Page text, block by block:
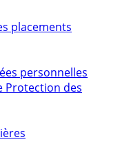
placements
personnelles
des